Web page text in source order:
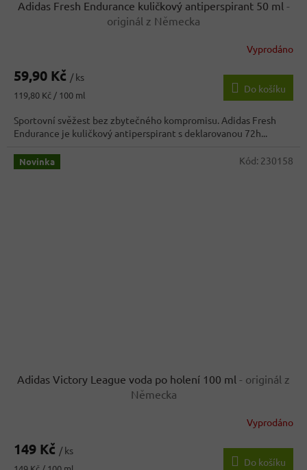
Adidas Fresh Endurance kuličkový antiperspirant 50 ml -
originál z Německa
Vyprodáno
59,90 Kč / ks
Měrná
119,80 Kč / 100 ml
Do košíku
Sportovní svěžest bez zbytečného kompromisu. Adidas Fresh
Endurance je kuličkový antiperspirant s deklarovanou 72h...
Novinka
Adidas Victory League voda po holení 100 ml - originál z
Německa
Vyprodáno
149 Kč / ks
Do košíku
Kód: 230158